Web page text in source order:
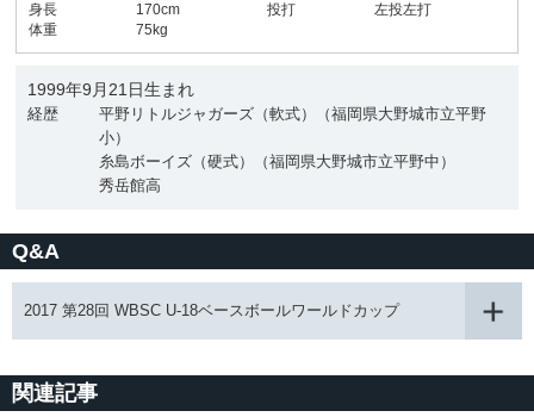
身長
170cm 投打
左投左打
体重
75kg
1999年9月21日生まれ
経歴
平野リトルジャガーズ（軟式）（福岡県大野城市立平野
小）
糸島ボーイズ（硬式）（福岡県大野城市立平野中）
秀岳館高
Q&A
2017 第28回 WBSC U-18ベースボールワールドカップ
関連記事